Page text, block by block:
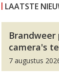
LAATSTE
camera's
7 augustus